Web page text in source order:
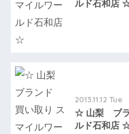
ルド石和店
2013.11.12 Tue
☆ 山梨 ブランド
ルド石和店